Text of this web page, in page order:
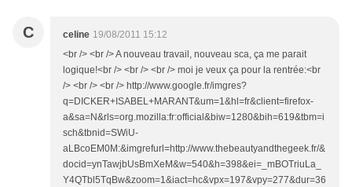
C celine 19/08/2011 15:12
<br /> <br /> A nouveau travail, nouveau sca, ça me parait
logique!<br /> <br /> <br /> moi je veux ça pour la rentrée:<br
/> <br /> <br /> http://www.google.fr/imgres?
q=DICKER+ISABEL+MARANT&um=1&hl=fr&client=firefox-
a&sa=N&rls=org.mozilla:fr:official&biw=1280&bih=619&tbm=i
sch&tbnid=SWiU-
aLBcoEM0M:&imgrefurl=http://www.thebeautyandthegeek.fr/&
docid=ynTawjbUsBmXeM&w=540&h=398&ei=_mBOTriuLa_
Y4QTbl5TqBw&zoom=1&iact=hc&vpx=197&vpy=277&dur=36